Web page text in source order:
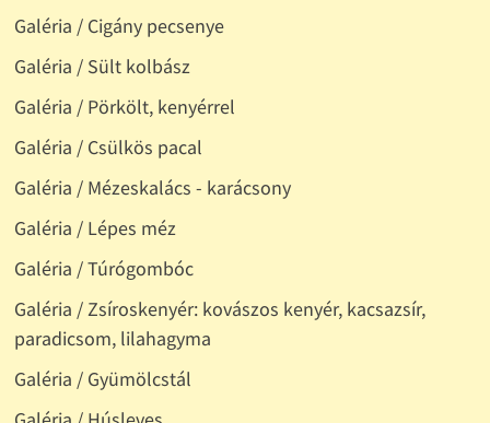
Galéria / Cigány pecsenye
Galéria / Sült kolbász
Galéria / Pörkölt, kenyérrel
Galéria / Csülkös pacal
Galéria / Mézeskalács - karácsony
Galéria / Lépes méz
Galéria / Túrógombóc
Galéria / Zsíroskenyér: kovászos kenyér, kacsazsír,
paradicsom, lilahagyma
Galéria / Gyümölcstál